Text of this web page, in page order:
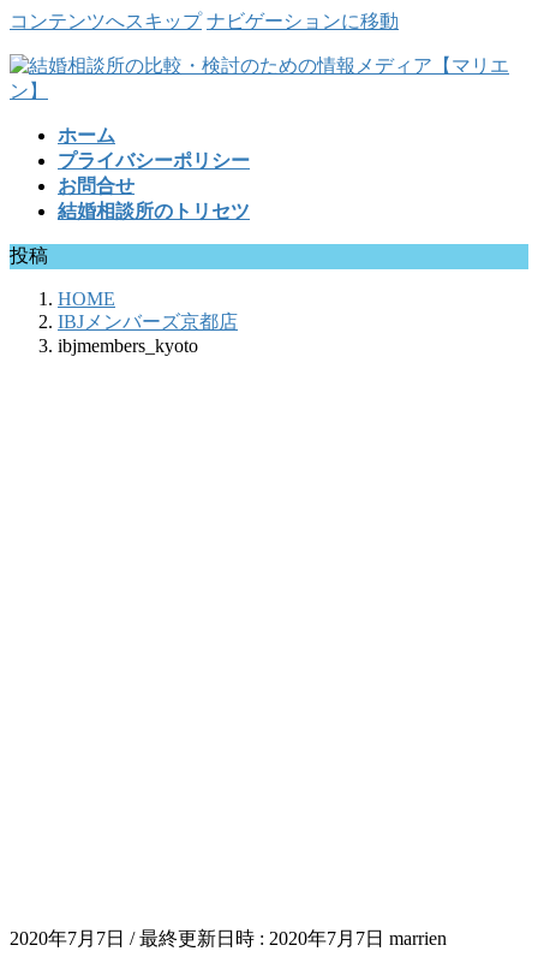
コンテンツへスキップ ナビゲーションに移動
ホーム
プライバシーポリシー
お問合せ
結婚相談所のトリセツ
投稿
HOME
IBJメンバーズ京都店
ibjmembers_kyoto
2020年7月7日 / 最終更新日時 : 2020年7月7日 marrien